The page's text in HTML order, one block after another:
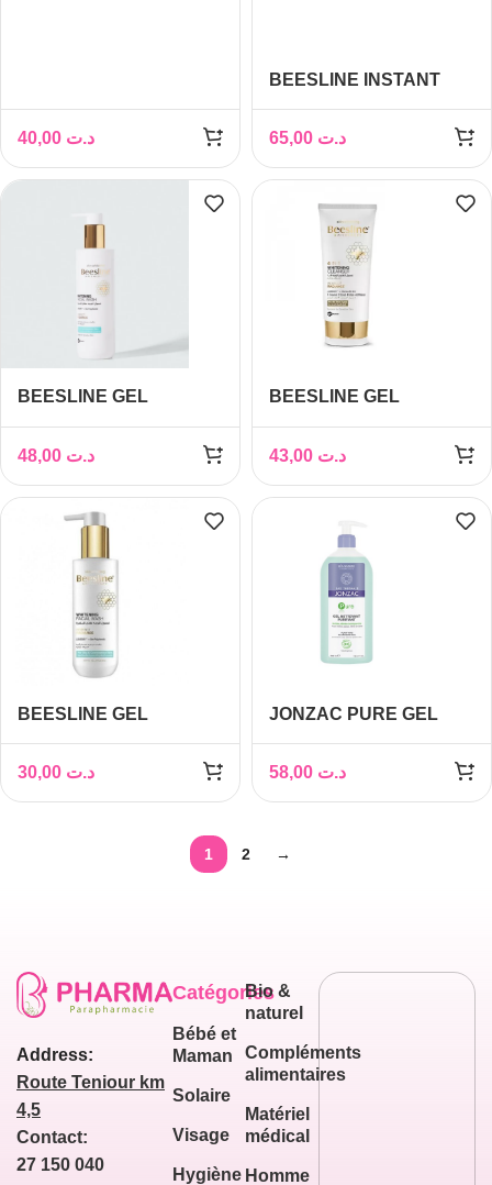
د.ت
BEESLINE INSTANT
CLEANSER 150ML
د.ت
BEESLINE GEL
PEAUX ACNEIQUES
250ML
د.ت
BEESLINE GEL
ÉCLAIRCISSANT
VISAGE 4EN1 150ML
د.ت
BEESLINE GEL
ÉCLAIRCISSANT
VISAGE 250ML
د.ت
JONZAC PURE GEL
PURIFIANT, 400ML
د.ت
1 2 →
Address:
Route Teniour km
4,5
Contact:
27 150 040
Catégories
Bébé et
Maman
Solaire
Visage
Hygiène
Bio &
naturel
Compléments
alimentaires
Matériel
médical
Homme